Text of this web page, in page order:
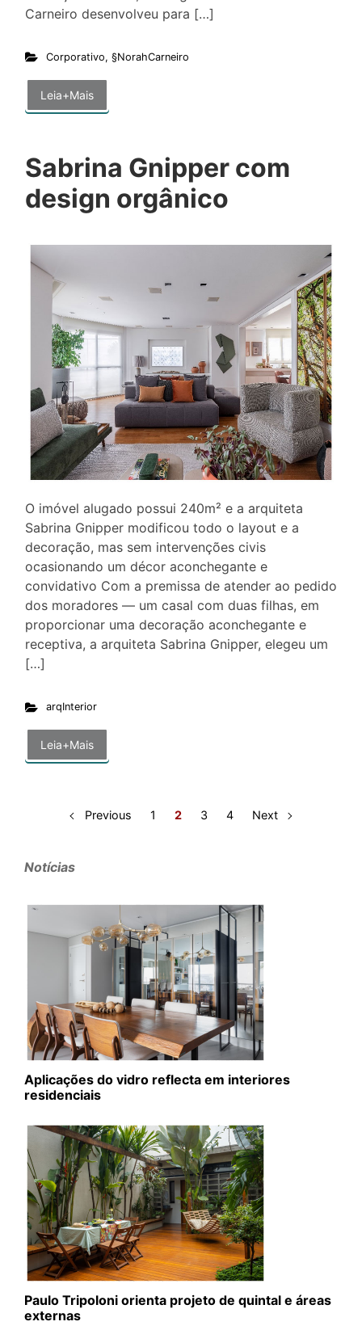
Carneiro desenvolveu para […]
Corporativo, §NorahCarneiro
Leia+Mais
Sabrina Gnipper com
design orgânico
O imóvel alugado possui 240m² e a arquiteta
Sabrina Gnipper modificou todo o layout e a
decoração, mas sem intervenções civis
ocasionando um décor aconchegante e
convidativo Com a premissa de atender ao pedido
dos moradores — um casal com duas filhas, em
proporcionar uma decoração aconchegante e
receptiva, a arquiteta Sabrina Gnipper, elegeu um
[…]
arqInterior
Leia+Mais
Previous 1 2 3 4 Next
Notícias
Aplicações do vidro reflecta em interiores
residenciais
Paulo Tripoloni orienta projeto de quintal e áreas
externas